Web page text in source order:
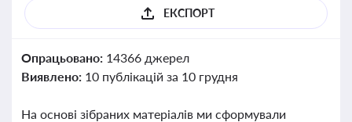
ЕКСПОРТ
Опрацьовано: 14366 джерел
Виявлено: 10 публікацій за 10 грудня
На основі зібраних матеріалів ми сформували